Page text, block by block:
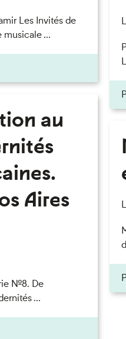
Les Invités de
musicale ...
au
Aires
n°8. De
...